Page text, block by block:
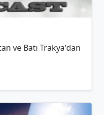
ve Batı Trakya'dan